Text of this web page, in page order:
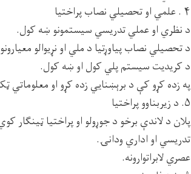
۴ . علمي او تحصیلي نصاب پراختیا
د نظري او عملي تدریسي سیستمونو ښه کول.
د تحصیلي نصاب پیاوړتیا د ملي او نړیوالو
د کریدیت سیستم پلي کول او ښه کول.
په زده کړو کې د برېښنايي زده کړو او معلوماتي
۵. د زیربناوو پراختیا
پلان د لاندې برخو د جوړولو او پراختیا ټینګار
تدريسي او اداري ودانۍ.
عصري لابراتوارونه.